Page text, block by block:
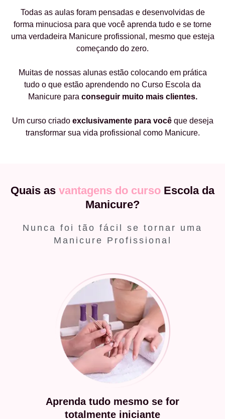
Todas as aulas foram pensadas e desenvolvidas de
forma minuciosa para que você aprenda tudo e se torne
uma verdadeira Manicure profissional, mesmo que esteja
começando do zero.
Muitas de nossas alunas estão colocando em prática
tudo o que estão aprendendo no Curso Escola da
Manicure para conseguir muito mais clientes.
Um curso criado exclusivamente para vocêque deseja
transformar sua vida profissional como Manicure.
Quais as vantagens do curso Escola da
Manicure?
Nunca foi tão fácil se tornar uma
Manicure Profissional
Aprenda tudo mesmo se for
totalmente iniciante